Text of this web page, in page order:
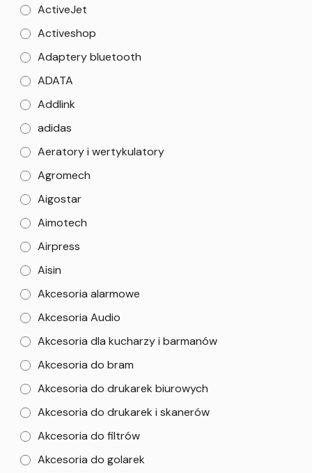
ActiveJet
Activeshop
Adaptery bluetooth
ADATA
Addlink
adidas
Aeratory i wertykulatory
Agromech
Aigostar
Aimotech
Airpress
Aisin
Akcesoria alarmowe
Akcesoria Audio
Akcesoria dla kucharzy i barmanów
Akcesoria do bram
Akcesoria do drukarek biurowych
Akcesoria do drukarek i skanerów
Akcesoria do filtrów
Akcesoria do golarek